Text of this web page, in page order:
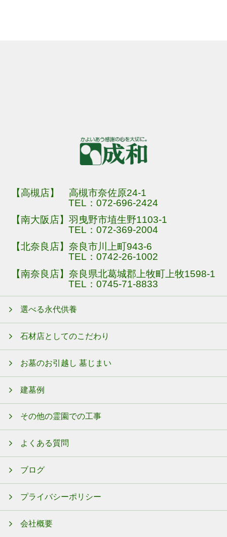
【高槻店】 高槻市奈佐原24-1
TEL：072-696-2424
【南大阪店】羽曳野市埴生野1103-1
TEL：072-369-2004
【北奈良店】奈良市川上町943-6
TEL：0742-26-1002
【南奈良店】奈良県北葛城郡上牧町上牧1598-1
TEL：0745-71-8833
選べる永代供養
石材店としてのこだわり
お墓のお引越し 墓じまい
建墓例
その他の霊園での工事
よくある質問
ブログ
プライバシーポリシー
会社概要